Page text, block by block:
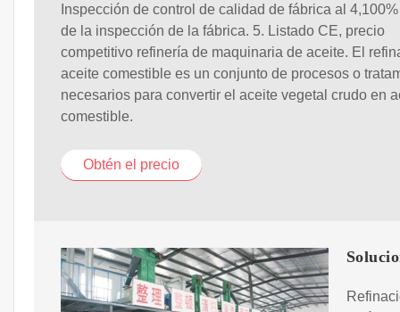
Inspección de control de calidad de fábrica al
de la inspección de la fábrica. 5. Listado CE, precio
competitivo refinería de maquinaria de aceite. El
aceite comestible es un conjunto de procesos o
necesarios para convertir el aceite vegetal crudo en
comestible.
Obtén el precio